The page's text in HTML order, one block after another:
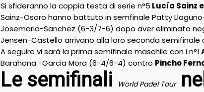
Si sfideranno la coppia testa di serie n°5 Lucía Sainz
Sainz-Osoro hanno battuto in semfinale Patty
Josemaria-Sanchez (6-3/7-6) dopo aver eliminato
Jensen-Castello arrivano alla loro seconda
A seguire vi sarà la prima semifinale maschile con i n°1
Barahona -Garcia Mora (6-4/6-4) contro Pincho
Le semifinali World Padel Tour